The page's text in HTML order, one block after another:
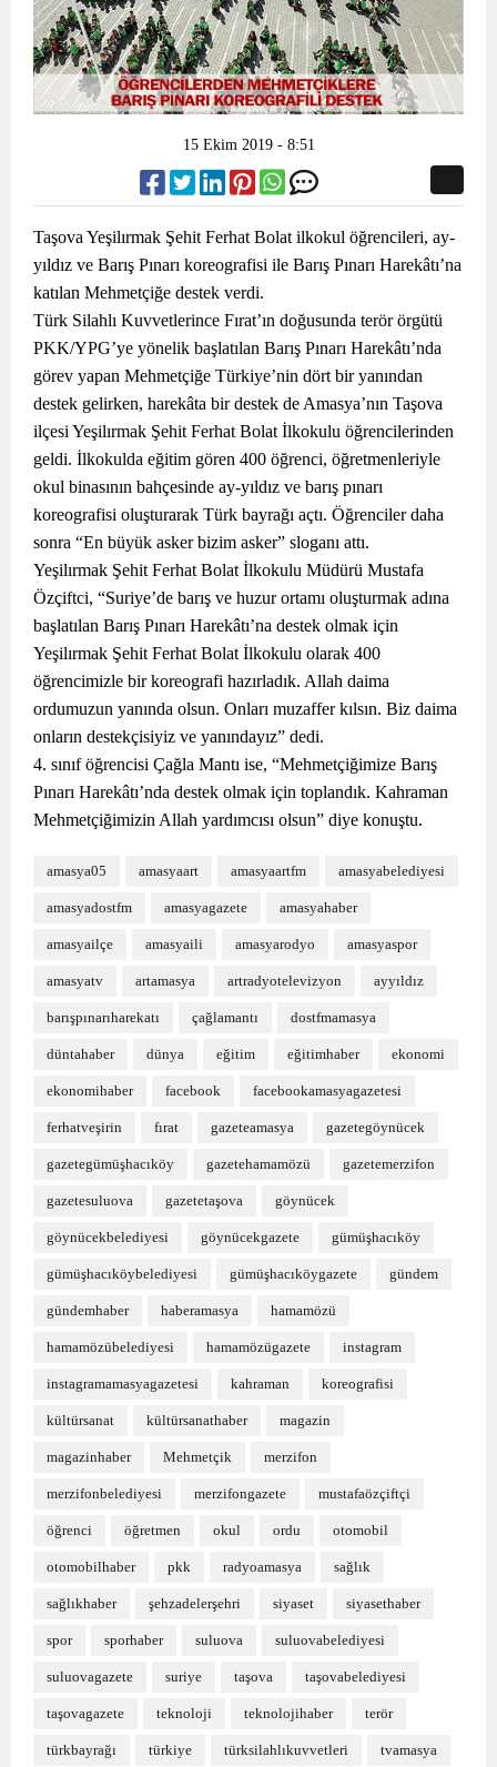
15 Ekim 2019 - 8:51
Taşova Yeşilırmak Şehit Ferhat Bolat ilkokul öğrencileri, ay-
yıldız ve Barış Pınarı koreografisi ile Barış Pınarı Harekâtı’na
katılan Mehmetçiğe destek verdi.
Türk Silahlı Kuvvetlerince Fırat’ın doğusunda terör örgütü
PKK/YPG’ye yönelik başlatılan Barış Pınarı Harekâtı’nda
görev yapan Mehmetçiğe Türkiye’nin dört bir yanından
destek gelirken, harekâta bir destek de Amasya’nın Taşova
ilçesi Yeşilırmak Şehit Ferhat Bolat İlkokulu öğrencilerinden
geldi. İlkokulda eğitim gören 400 öğrenci, öğretmenleriyle
okul binasının bahçesinde ay-yıldız ve barış pınarı
koreografisi oluşturarak Türk bayrağı açtı. Öğrenciler daha
sonra “En büyük asker bizim asker” sloganı attı.
Yeşilırmak Şehit Ferhat Bolat İlkokulu Müdürü Mustafa
Özçiftci, “Suriye’de barış ve huzur ortamı oluşturmak adına
başlatılan Barış Pınarı Harekâtı’na destek olmak için
Yeşilırmak Şehit Ferhat Bolat İlkokulu olarak 400
öğrencimizle bir koreografi hazırladık. Allah daima
ordumuzun yanında olsun. Onları muzaffer kılsın. Biz daima
onların destekçisiyiz ve yanındayız” dedi.
4. sınıf öğrencisi Çağla Mantı ise, “Mehmetçiğimize Barış
Pınarı Harekâtı’nda destek olmak için toplandık. Kahraman
Mehmetçiğimizin Allah yardımcısı olsun” diye konuştu.
amasya05 amasyaart amasyaartfm amasyabelediyesi
amasyadostfm amasyagazete amasyahaber
amasyailçe amasyaili amasyarodyo amasyaspor
amasyatv artamasya artradyotelevizyon ayyıldız
barışpınarıharekatı çağlamantı dostfmamasya
düntahaber dünya eğitim eğitimhaber ekonomi
ekonomihaber facebook facebookamasyagazetesi
ferhatveşirin fırat gazeteamasya gazetegöynücek
gazetegümüşhacıköy gazetehamamözü gazetemerzifon
gazetesuluova gazetetaşova göynücek
göynücekbelediyesi göynücekgazete gümüşhacıköy
gümüşhacıköybelediyesi gümüşhacıköygazete gündem
gündemhaber haberamasya hamamözü
hamamözübelediyesi hamamözügazete instagram
instagramamasyagazetesi kahraman koreografisi
kültürsanat kültürsanathaber magazin
magazinhaber Mehmetçik merzifon
merzifonbelediyesi merzifongazete mustafaözçiftçi
öğrenci öğretmen okul ordu otomobil
otomobilhaber pkk radyoamasya sağlık
sağlıkhaber şehzadelerşehri siyaset siyasethaber
spor sporhaber suluova suluovabelediyesi
suluovagazete suriye taşova taşovabelediyesi
taşovagazete teknoloji teknolojihaber terör
türkbayrağı türkiye türksilahlıkuvvetleri tvamasya